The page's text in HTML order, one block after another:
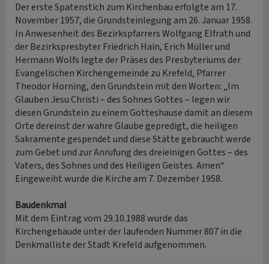
Der erste Spatenstich zum Kirchenbau erfolgte am 17.
November 1957, die Grundsteinlegung am 26. Januar 1958.
In Anwesenheit des Bezirkspfarrers Wolfgang Elfrath und
der Bezirkspresbyter Friedrich Hain, Erich Müller und
Hermann Wolfs legte der Präses des Presbyteriums der
Evangelischen Kirchengemeinde zu Krefeld, Pfarrer
Theodor Horning, den Grundstein mit den Worten: „Im
Glauben Jesu Christi – des Sohnes Gottes – legen wir
diesen Grundstein zu einem Gotteshause damit an diesem
Orte dereinst der wahre Glaube gepredigt, die heiligen
Sakramente gespendet und diese Stätte gebraucht werde
zum Gebet und zur Anrufung des dreieinigen Gottes – des
Vaters, des Sohnes und des Heiligen Geistes. Amen“
Eingeweiht wurde die Kirche am 7. Dezember 1958.
Baudenkmal
Mit dem Eintrag vom 29.10.1988 wurde das
Kirchengebäude unter der laufenden Nummer 807 in die
Denkmalliste der Stadt Krefeld aufgenommen.